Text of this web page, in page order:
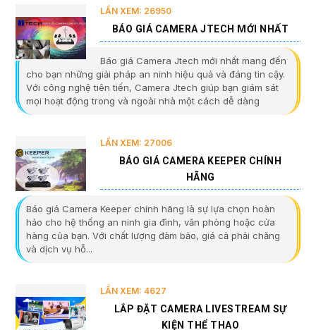
LẦN XEM: 26950
BÁO GIÁ CAMERA JTECH MỚI NHẤT
Báo giá Camera Jtech mới nhất mang đến
cho bạn những giải pháp an ninh hiệu quả và đáng tin cậy.
Với công nghệ tiên tiến, Camera Jtech giúp bạn giám sát
mọi hoạt động trong và ngoài nhà một cách dễ dàng
LẦN XEM: 27006
BÁO GIÁ CAMERA KEEPER CHÍNH
HÃNG
Báo giá Camera Keeper chính hãng là sự lựa chọn hoàn
hảo cho hệ thống an ninh gia đình, văn phòng hoặc cửa
hàng của bạn. Với chất lượng đảm bảo, giá cả phải chăng
và dịch vụ hỗ...
LẦN XEM: 4627
LẮP ĐẶT CAMERA LIVESTREAM SỰ
KIỆN THỂ THAO